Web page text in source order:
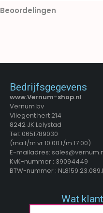
Beoordelingen
Bedrijfsgegevens
www.Vernum-shop.nl
Vernum bv
Vliegent hert 214
8242 JK Lelystad
Tel: 0651789030
(ma t/m vr 10:00 t/m 17:00)
E-mailadres:
KvK-nummer : 39094449
BTW-nummer :
Wat